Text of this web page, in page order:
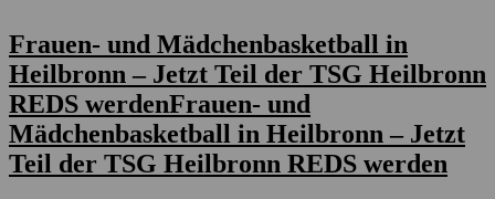
Frauen- und Mädchenbasketball in
Heilbronn – Jetzt Teil der TSG Heilbronn
REDS werdenFrauen- und
Mädchenbasketball in Heilbronn – Jetzt
Teil der TSG Heilbronn REDS werden